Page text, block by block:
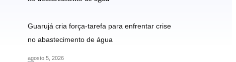
Guarujá cria força-tarefa para enfrentar crise
no abastecimento de água
agosto 5, 2026